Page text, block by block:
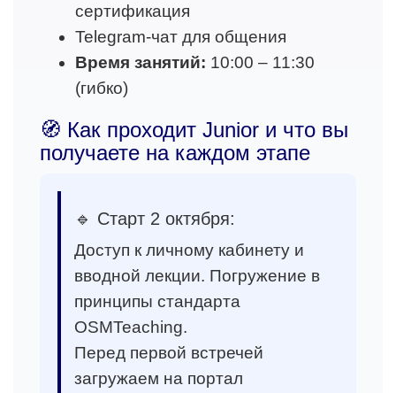
сертификация
Telegram-чат для общения
Время занятий: 10:00 – 11:30
(гибко)
🧭 Как проходит Junior и что вы
получаете на каждом этапе
🔹 Старт 2 октября:
Доступ к личному кабинету и
вводной лекции. Погружение в
принципы стандарта
OSMTeaching.
Перед первой встречей
загружаем на портал